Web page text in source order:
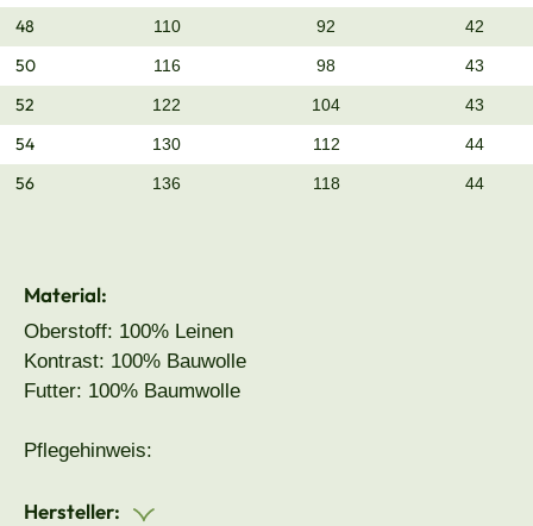
48 110 92 42
50 116 98 43
52 122 104 43
54 130 112 44
56 136 118 44
Material:
Oberstoff: 100% Leinen
Kontrast: 100% Bauwolle
Futter: 100% Baumwolle
Pflegehinweis:
Hersteller: